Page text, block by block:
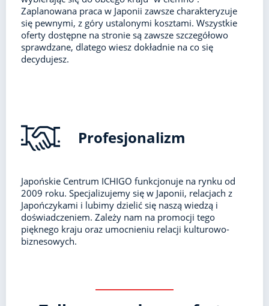
Zaplanowana praca w Japonii zawsze charakteryzuje
się pewnymi, z góry ustalonymi kosztami. Wszystkie
oferty dostępne na stronie są zawsze szczegółowo
sprawdzane, dlatego wiesz dokładnie na co się
decydujesz.
Profesjonalizm
Japońskie Centrum ICHIGO funkcjonuje na rynku od
2009 roku. Specjalizujemy się w Japonii, relacjach z
Japończykami i lubimy dzielić się naszą wiedzą i
doświadczeniem. Zależy nam na promocji tego
pięknego kraju oraz umocnieniu relacji kulturowo-
biznesowych.